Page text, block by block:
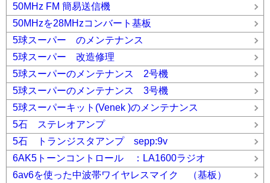
50MHz FM 簡易送信機
50MHzを28MHzコンバート基板
5球スーパー のメンテナンス
5球スーパー 改造修理
5球スーパーのメンテナンス 2号機
5球スーパーのメンテナンス 3号機
5球スーパーキット(Venek )のメンテナンス
5石 ステレオアンプ
5石 トランジスタアンプ sepp:9v
6AK5トーンコントロール ：LA1600ラジオ
6av6を使った中波帯ワイヤレスマイク （基板）